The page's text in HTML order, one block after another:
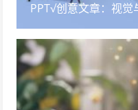
PPT√创意文章：视